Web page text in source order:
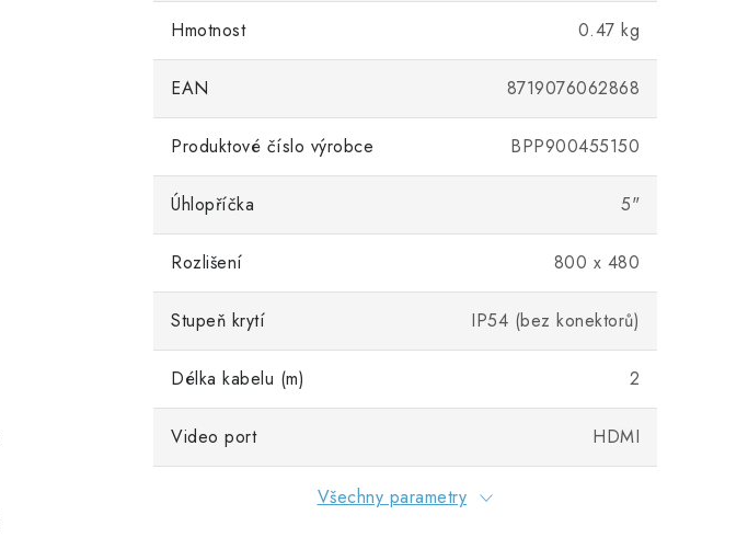
Hmotnost 0.47 kg
EAN 8719076062868
Produktové číslo výrobce BPP900455150
Úhlopříčka 5"
Rozlišení 800 x 480
Stupeň krytí IP54 (bez konektorů)
Délka kabelu (m) 2
Video port HDMI
Všechny parametry